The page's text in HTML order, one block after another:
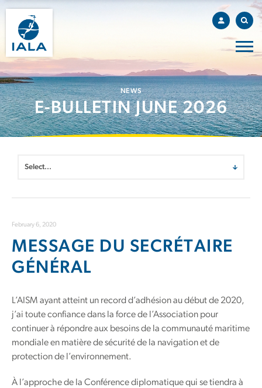
NEWS
E-BULLETIN JUNE 2026
February 6, 2020
MESSAGE DU SECRÉTAIRE
GÉNÉRAL
L’AISM ayant atteint un record d’adhésion au début de 2020,
j’ai toute confiance dans la force de l’Association pour
continuer à répondre aux besoins de la communauté maritime
mondiale en matière de sécurité de la navigation et de
protection de l’environnement.
À l’approche de la Conférence diplomatique qui se tiendra à